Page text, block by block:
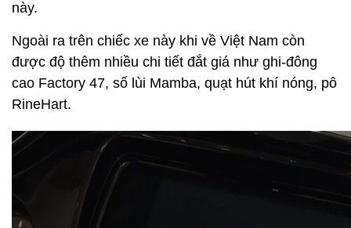
này.
Ngoài ra trên chiếc xe này khi về Việt Nam còn
được độ thêm nhiều chi tiết đắt giá như ghi-đông
cao Factory 47, số lùi Mamba, quạt hút khí nóng, pô
RineHart.